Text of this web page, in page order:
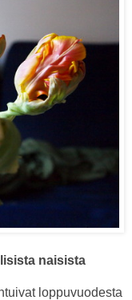
naisista
loppuvuodesta